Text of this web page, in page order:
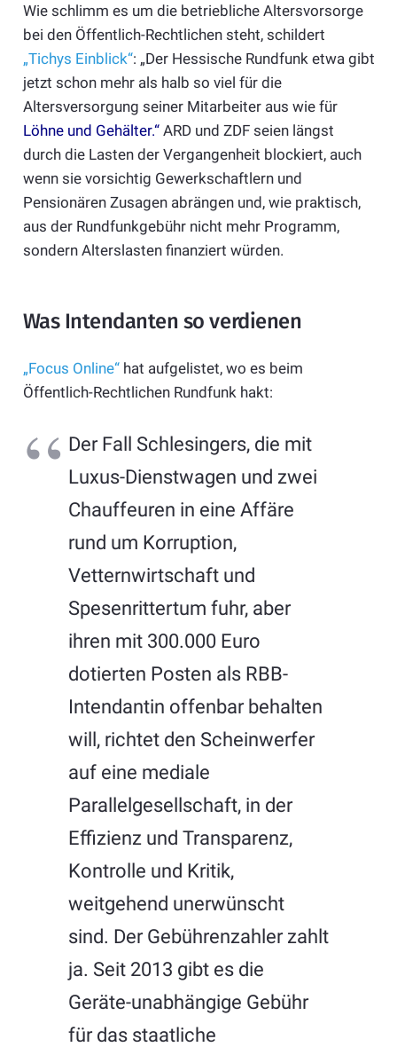
Wie schlimm es um die betriebliche Altersvorsorge
bei den Öffentlich-Rechtlichen steht, schildert
„Tichys Einblick“: „Der Hessische Rundfunk etwa gibt
jetzt schon mehr als halb so viel für die
Altersversorgung seiner Mitarbeiter aus wie für
Löhne und Gehälter.“ ARD und ZDF seien längst
durch die Lasten der Vergangenheit blockiert, auch
wenn sie vorsichtig Gewerkschaftlern und
Pensionären Zusagen abrängen und, wie praktisch,
aus der Rundfunkgebühr nicht mehr Programm,
sondern Alterslasten finanziert würden.
Was Intendanten so verdienen
„Focus Online“hat aufgelistet, wo es beim
Öffentlich-Rechtlichen Rundfunk hakt:
Der Fall Schlesingers, die mit
Luxus-Dienstwagen und zwei
Chauffeuren in eine Affäre
rund um Korruption,
Vetternwirtschaft und
Spesenrittertum fuhr, aber
ihren mit 300.000 Euro
dotierten Posten als RBB-
Intendantin offenbar behalten
will, richtet den Scheinwerfer
auf eine mediale
Parallelgesellschaft, in der
Effizienz und Transparenz,
Kontrolle und Kritik,
weitgehend unerwünscht
sind. Der Gebührenzahler zahlt
ja. Seit 2013 gibt es die
Geräte-unabhängige Gebühr
für das staatliche